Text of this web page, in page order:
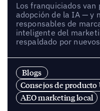
Los franquiciados
adopción de la IA — y
responsables de
inteligente del
respaldado por
Blogs
Consejos de producto
AEO marketing local